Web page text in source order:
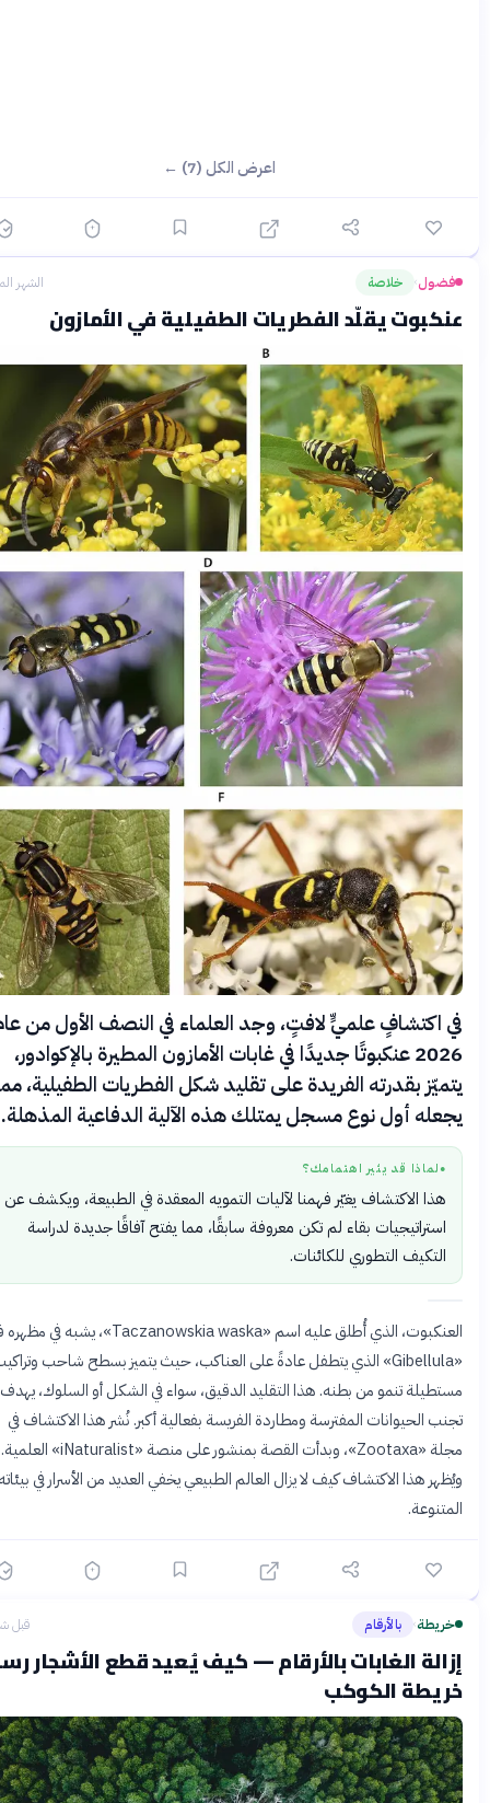
اعرض الكل (7) ←
› خلاصة الشهر الماضي
يقلّد الفطريات الطفيلية في الأمازون
اكتشافٍ علميٍّ لافتٍ، وجد العلماء في النصف الأول من عام
2026 عنكبوتًا جديدًا في غابات الأمازون المطيرة بالإكوادور،
بقدرته الفريدة على تقليد شكل الفطريات الطفيلية، مما
أول نوع مسجل يمتلك هذه الآلية الدفاعية المذهلة.
لماذا قد يثير اهتمامك؟
هذا الاكتشاف يغيّر فهمنا لآليات التمويه المعقدة في الطبيعة، ويكشف عن
استراتيجيات بقاء لم تكن معروفة سابقًا، مما يفتح آفاقًا جديدة لدراسة
التكيف التطوري للكائنات.
العنكبوت، الذي أُطلق عليه اسم «Taczanowskia waska»، يشبه في مظهره فطر
«Gibellula» الذي يتطفل عادةً على العناكب، حيث يتميز بسطح شاحب وتراكيب
تنمو من بطنه. هذا التقليد الدقيق، سواء في الشكل أو السلوك، يهدف إلى
الحيوانات المفترسة ومطاردة الفريسة بفعالية أكبر. نُشر هذا الاكتشاف في
مجلة «Zootaxa»، وبدأت القصة بمنشور على منصة «iNaturalist» العلمية.
هذا الاكتشاف كيف لا يزال العالم الطبيعي يخفي العديد من الأسرار في بيئاته
› بالأرقام قبل شهرين
الغابات بالأرقام — كيف يُعيد قطع الأشجار رسم
الكوكب